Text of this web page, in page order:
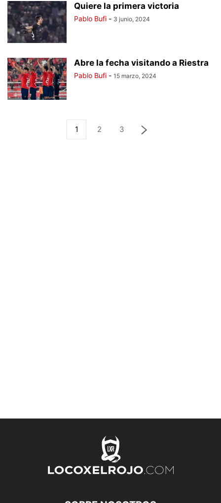
Quiere la primera victoria
Pablo Bufi - 3 junio, 2024
Abre la fecha visitando a Riestra
Pablo Bufi - 15 marzo, 2024
1 2 3